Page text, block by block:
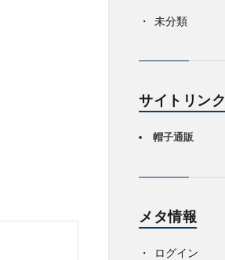
未分類
サイトリンク
帽子通販
メタ情報
ログイン